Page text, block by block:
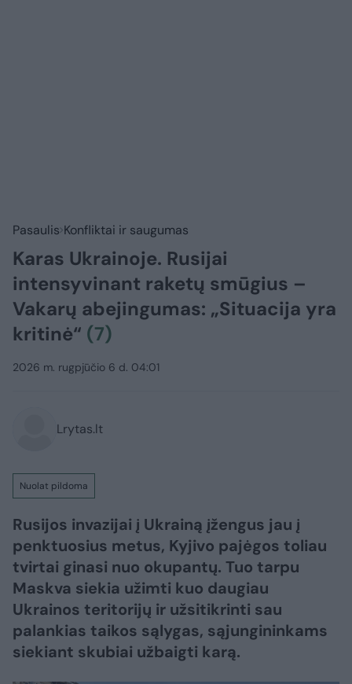
Pasaulis Konfliktai ir saugumas
Karas Ukrainoje. Rusijai
intensyvinant raketų smūgius –
Vakarų abejingumas: „Situacija yra
kritinė“ (7)
2026 m. rugpjūčio 6 d. 04:01
Lrytas.lt
Nuolat pildoma
Rusijos invazijai į Ukrainą įžengus jau į
penktuosius metus, Kyjivo pajėgos toliau
tvirtai ginasi nuo okupantų. Tuo tarpu
Maskva siekia užimti kuo daugiau
Ukrainos teritorijų ir užsitikrinti sau
palankias taikos sąlygas, sąjungininkams
siekiant skubiai užbaigti karą.​​​​​​​​​​​​​​​​​​​​​​​​​​​